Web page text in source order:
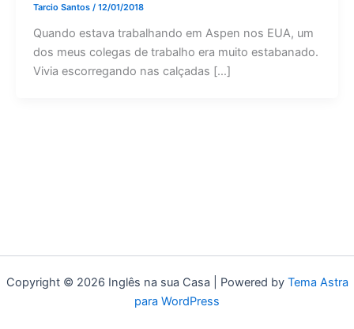
Tarcio Santos / 12/01/2018
Quando estava trabalhando em Aspen nos EUA, um
dos meus colegas de trabalho era muito estabanado.
Vivia escorregando nas calçadas […]
Copyright © 2026 Inglês na sua Casa | Powered by Tema Astra
para WordPress